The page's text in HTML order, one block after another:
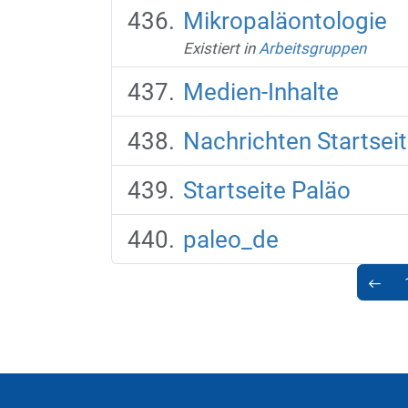
Mikropaläontologie
Existiert in Arbeitsgruppen
Medien-Inhalte
Nachrichten
Startseite Paläo
paleo_de